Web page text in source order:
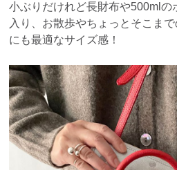
小ぶりだけれど長財布や500mlの
入り、お散歩やちょっとそこま
にも最適なサイズ感！